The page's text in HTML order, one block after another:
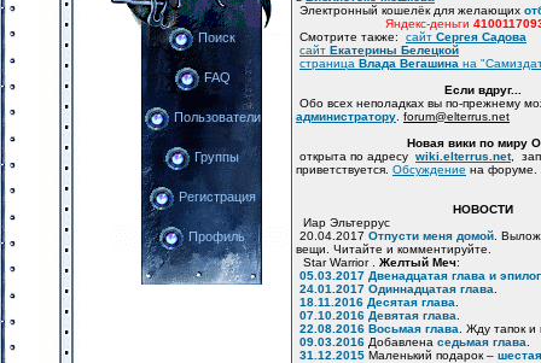
Поиск
FAQ
Пользователи
Группы
Регистрация
Профиль
Электронный кошелёк для желающих
Яндекс-деньги
Смотрите также: сайт Сергея Садова
сайт Екатерины Белецкой
страница Влада Вегашина на
Если вдруг...
Обо всех неполадках вы по-прежнему
администратору forum@elterrus.net
Новая вики по миру
открыта по адресу wiki.elterrus.net,
приветствуется. Обсуждение на форуме.
НОВОСТИ
Иар Эльтеррус
20.04.2017 Отпусти меня домой .
вещи. Читайте и комментируйте.
Star Warrior . Желтый Меч:
05.03.2017 Двенадцатая глава и эпилог
24.01.2017 Одиннадцатая глава
18.11.2016 Десятая глава
07.10.2016 Девятая глава
22.08.2016 Восьмая глава . Жду тапок
09.03.2016 Добавлена седьмая глава
31.12.2015 Маленький подарок –